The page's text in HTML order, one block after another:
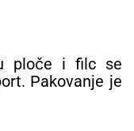
ploče i filc se
Pakovanje je